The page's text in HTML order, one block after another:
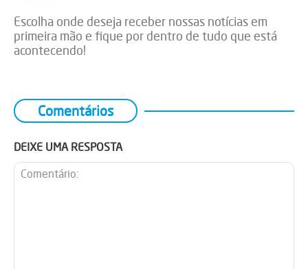
Escolha onde deseja receber nossas notícias em
primeira mão e fique por dentro de tudo que está
acontecendo!
Comentários
DEIXE UMA RESPOSTA